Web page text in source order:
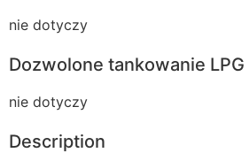
nie dotyczy
Dozwolone tankowanie LPG
nie dotyczy
Description